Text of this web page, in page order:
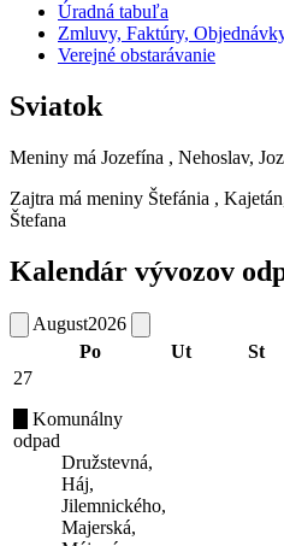
Úradná tabuľa
Zmluvy, Faktúry,
Verejné obstarávanie
Sviatok
Meniny má Jozefína , Nehoslav,
Zajtra má meniny Štefánia ,
Štefana
Kalendár vývozov
August2026
Po
Ut St
27
Komunálny
odpad
Družstevná,
Háj,
Jilemnického,
Majerská,